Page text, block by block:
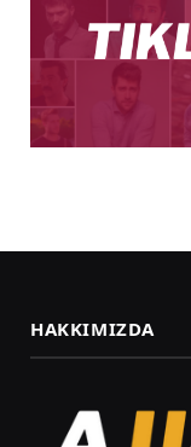
HAKKIMIZDA